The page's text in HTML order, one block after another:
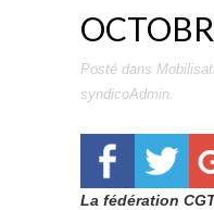
Posté dans
syndicoAdmin.
La fédération